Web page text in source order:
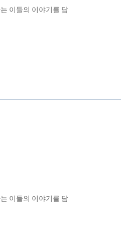
이들의 이야기를 담
이들의 이야기를 담